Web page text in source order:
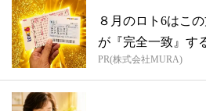
８月のロト6はこ
が『完全一致』す
PR(株式会社MURA)